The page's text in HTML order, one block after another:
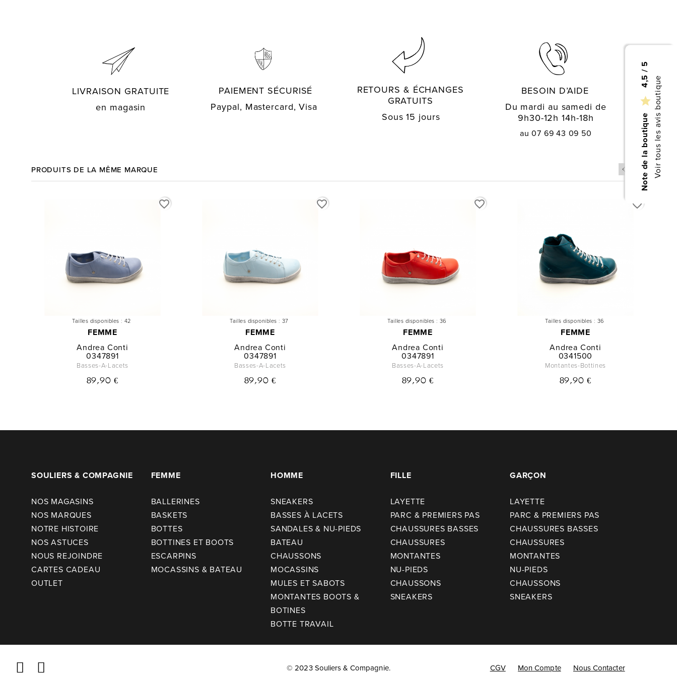
Note de la boutique

4,5 / 5
Voir tous les avis boutique
LIVRAISON GRATUITE
en magasin
PAIEMENT SÉCURISÉ
Paypal, Mastercard, Visa
RETOURS & ÉCHANGES
GRATUITS
Sous 15 jours
BESOIN D’AIDE
Du mardi au samedi de
9h30-12h 14h-18h
au 07 69 43 09 50
PRODUITS DE LA MÊME MARQUE
Tailles disponibles : 42
FEMME
Andrea Conti
0347891
Basses-A-Lacets
89,90 €
favorite_border
Tailles disponibles : 37
FEMME
Andrea Conti
0347891
Basses-A-Lacets
89,90 €
favorite_border
Tailles disponibles : 36
FEMME
Andrea Conti
0347891
Basses-A-Lacets
89,90 €
favorite_border
Tailles disponibles : 36
FEMME
Andrea Conti
0341500
Montantes-Bottines
89,90 €
favorite_border
SOULIERS & COMPAGNIE
NOS MAGASINS
NOS MARQUES
NOTRE HISTOIRE
NOS ASTUCES
NOUS REJOINDRE
CARTES CADEAU
OUTLET
FEMME
BALLERINES
BASKETS
BOTTES
BOTTINES ET BOOTS
ESCARPINS
MOCASSINS & BATEAU
HOMME
SNEAKERS
BASSES À LACETS
SANDALES & NU-PIEDS
BATEAU
CHAUSSONS
MOCASSINS
MULES ET SABOTS
MONTANTES BOOTS &
BOTINES
BOTTE TRAVAIL
FILLE
LAYETTE
PARC & PREMIERS PAS
CHAUSSURES BASSES
CHAUSSURES
MONTANTES
NU-PIEDS
CHAUSSONS
SNEAKERS
GARÇON
LAYETTE
PARC & PREMIERS PAS
CHAUSSURES BASSES
CHAUSSURES
MONTANTES
NU-PIEDS
CHAUSSONS
SNEAKERS
© 2023 Souliers & Compagnie. CGV Mon Compte Nous Contacter